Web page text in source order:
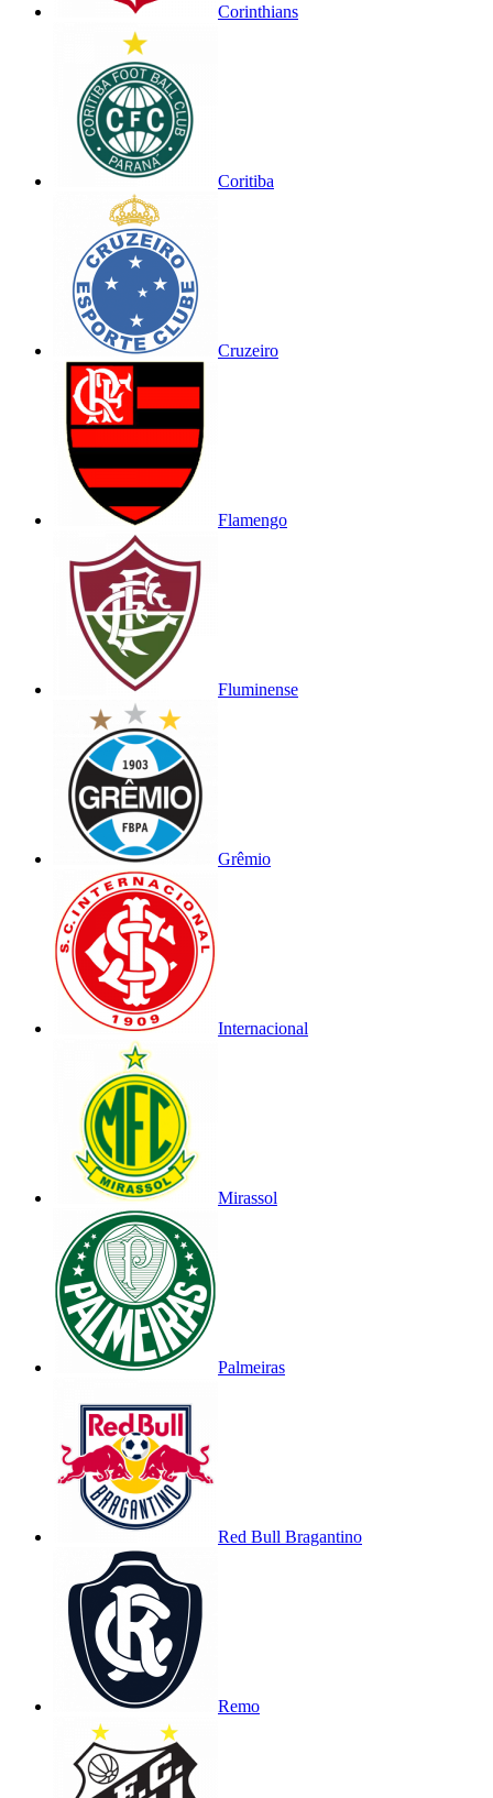
Corinthians
Coritiba
Cruzeiro
Flamengo
Fluminense
Grêmio
Internacional
Mirassol
Palmeiras
Red Bull Bragantino
Remo